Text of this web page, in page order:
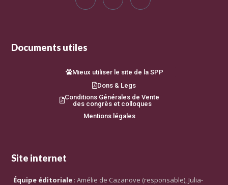
Documents utiles
Mieux utiliser le site de la SPP
Dons & Legs
Conditions Générales de Vente
des congrès et colloques
Mentions légales
Site internet
Équipe éditoriale : Amélie de Cazanove (responsable), Julia-